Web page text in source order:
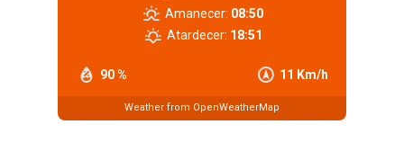
90 % 11 Km/h
Amanecer: 08:50
Atardecer: 18:51
Weather from OpenWeatherMap